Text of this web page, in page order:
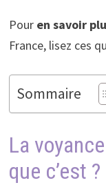
Pour en savoir
France, lisez ces
Sommaire
La
que c’est ?